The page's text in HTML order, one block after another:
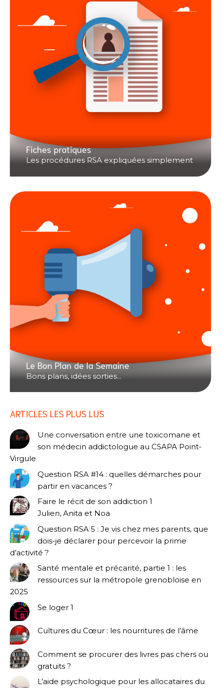
Fiches pratiques
Les procédures RSA expliquées simplement
Le Bon Plan de la Semaine
Bons plans, idées sorties...
ARTICLES LES PLUS LUS
Une conversation entre une toxicomane et
son médecin addictologue au CSAPA Point-
Virgule
Question RSA #14 : quelles démarches pour
partir en vacances ?
Faire le récit de son addiction 1
Julien, Anita et Noa
Question RSA 5 : Je vis chez mes parents, que
dois-je déclarer pour percevoir la prime
d’activité ?
Santé mentale et précarité, partie 1 : les
ressources sur la métropole grenobloise en
2025
Se loger 1
Cultures du Cœur : les nourritures de l’âme
Comment se procurer des livres pas chers ou
gratuits ?
L’aide psychologique pour les allocataires du